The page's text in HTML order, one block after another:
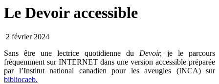
Le Devoir accessible
2 février 2024
Sans être une lectrice quotidienne du Devoir, je le parcours
fréquemment sur INTERNET dans une version accessible préparée
par l’Institut national canadien pour les aveugles (INCA) sur
bibliocaeb.